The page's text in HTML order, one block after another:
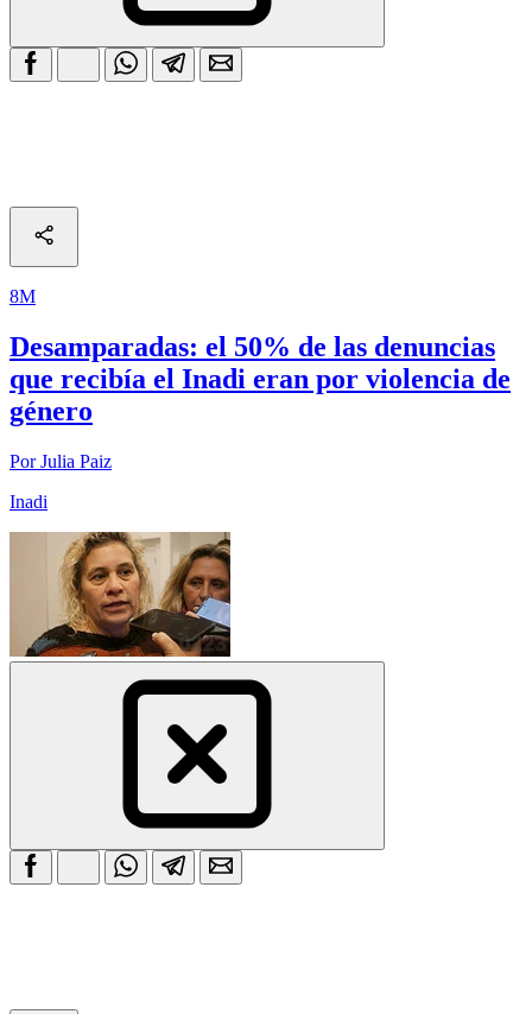
8M
Desamparadas: el 50% de las denuncias
que recibía el Inadi eran por violencia de
género
Por Julia Paiz
Inadi